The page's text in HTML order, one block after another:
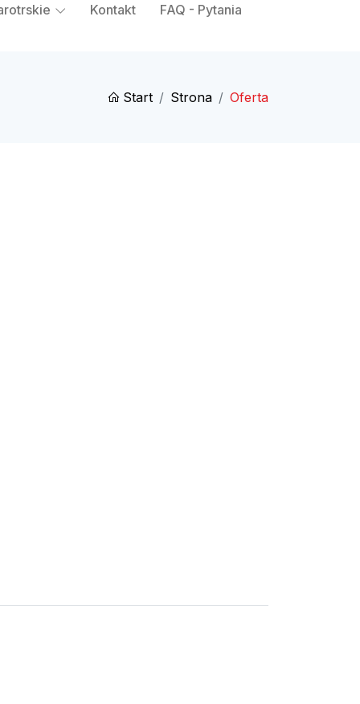
Kontakt FAQ - Pytania
Start Strona Oferta